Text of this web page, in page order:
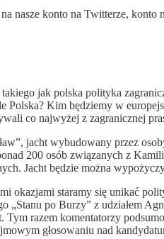
nasze konto na Twitterze,
jak polska polityka
Polska? Kim będziemy w
co najwyżej z zagranicznej
jacht wybudowany przez
200 osób związanych z
Jacht będzie można
okazjami staramy się unikać
„Stanu po Burzy” z udziałem
Tym razem komentatorzy
głosowaniu nad